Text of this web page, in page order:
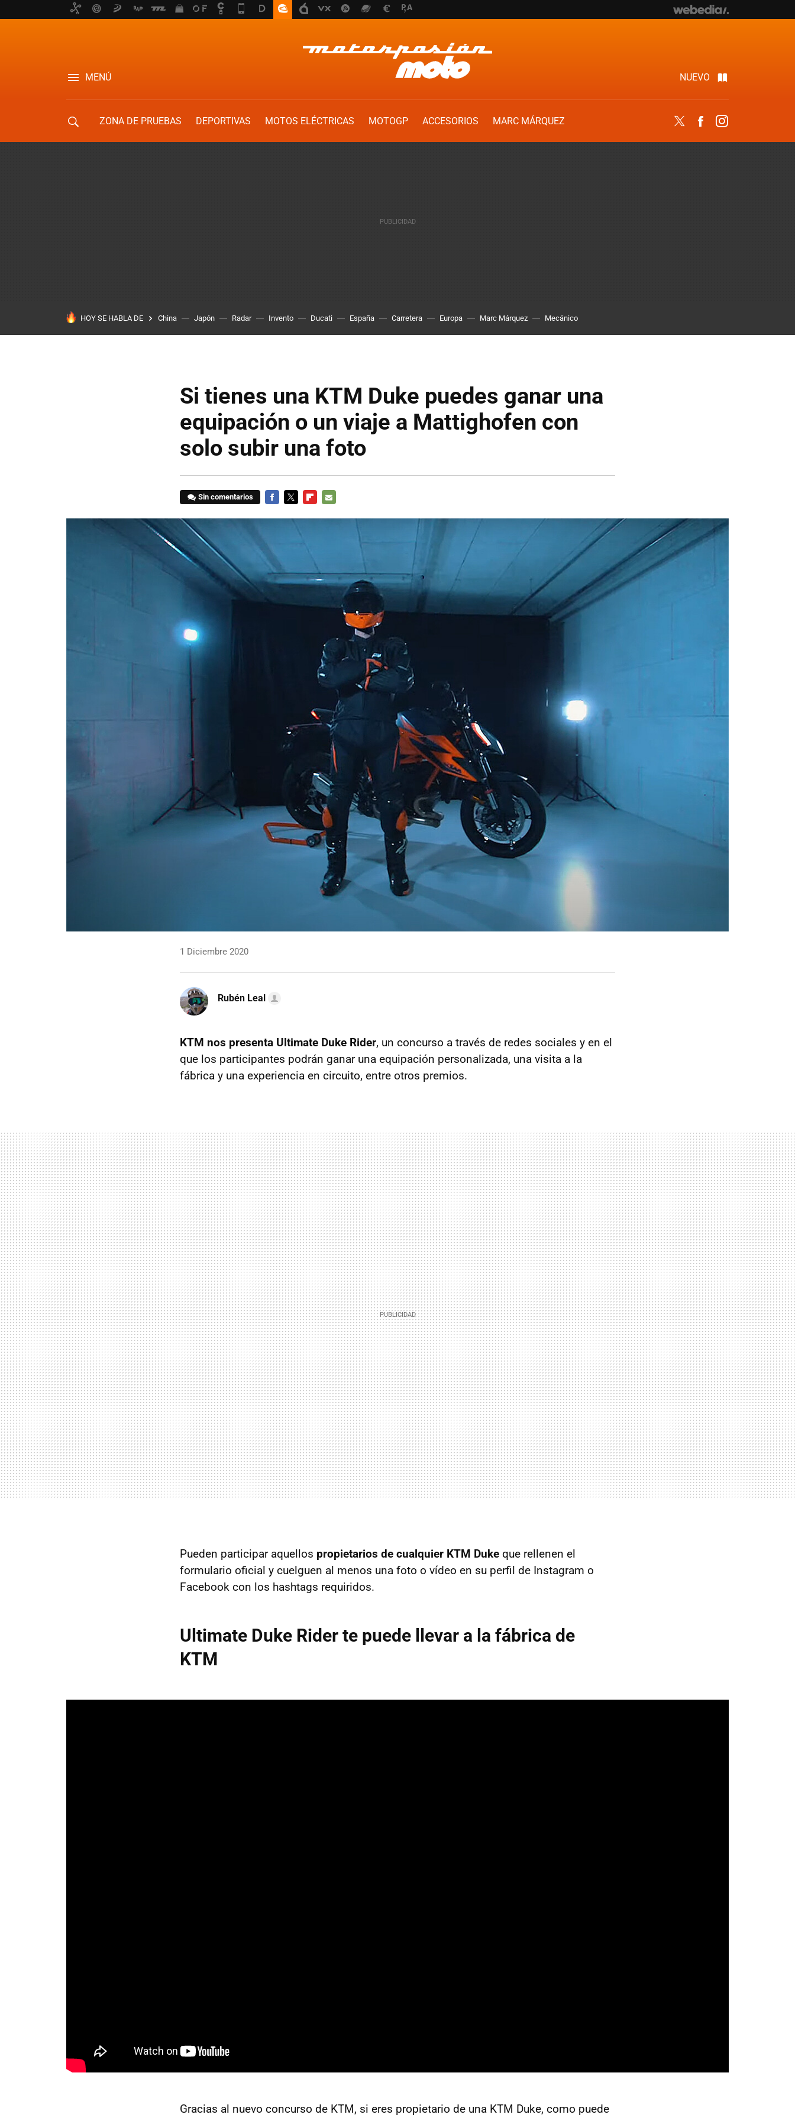
MENÚ NUEVO
ZONA DE PRUEBAS DEPORTIVAS MOTOS ELÉCTRICAS MOTOGP ACCESORIOS
MARC MÁRQUEZ
Twitter Facebook
HOY SE HABLA DE China Japón Radar Invento Ducati España Carretera Europa Marc Márquez Mecánico
Si tienes una KTM Duke puedes ganar una
equipación o un viaje a Mattighofen con
solo subir una foto
Sin comentarios
1 Diciembre 2020
Rubén Leal
KTM nos presenta Ultimate Duke Rider, un concurso a través de redes sociales y en el
que los participantes podrán ganar una equipación personalizada, una visita a la
fábrica y una experiencia en circuito, entre otros premios.
Pueden participar aquellos propietarios de cualquier KTM Duke que rellenen el
formulario oficial y cuelguen al menos una foto o vídeo en su perfil de Instagram o
Facebook con los hashtags requiridos.
Ultimate Duke Rider te puede llevar a la fábrica de
KTM
Gracias al nuevo concurso de KTM, si eres propietario de una KTM Duke, como puede